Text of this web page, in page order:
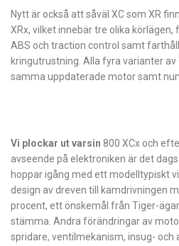
Nytt är också att såväl XC som XR
XRx, vilket innebär tre olika
ABS och traction control samt
kringutrustning. Alla fyra varianter av
samma uppdaterade motor samt
Vi plockar ut varsin 800 XCx och
avseende på elektroniken är det
hoppar igång med ett modelltypiskt
design av dreven till kam­drivningen
procent, ett önskemål från Tiger-
stämma. Andra förändringar av
spridare, ventilmekanism, insug- och